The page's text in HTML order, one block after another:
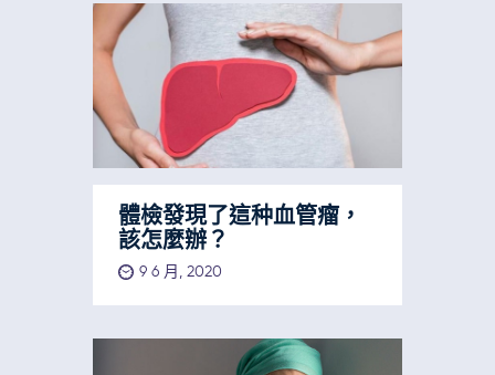
體檢發現了這种血管瘤，
該怎麼辦？
9 6 月, 2020